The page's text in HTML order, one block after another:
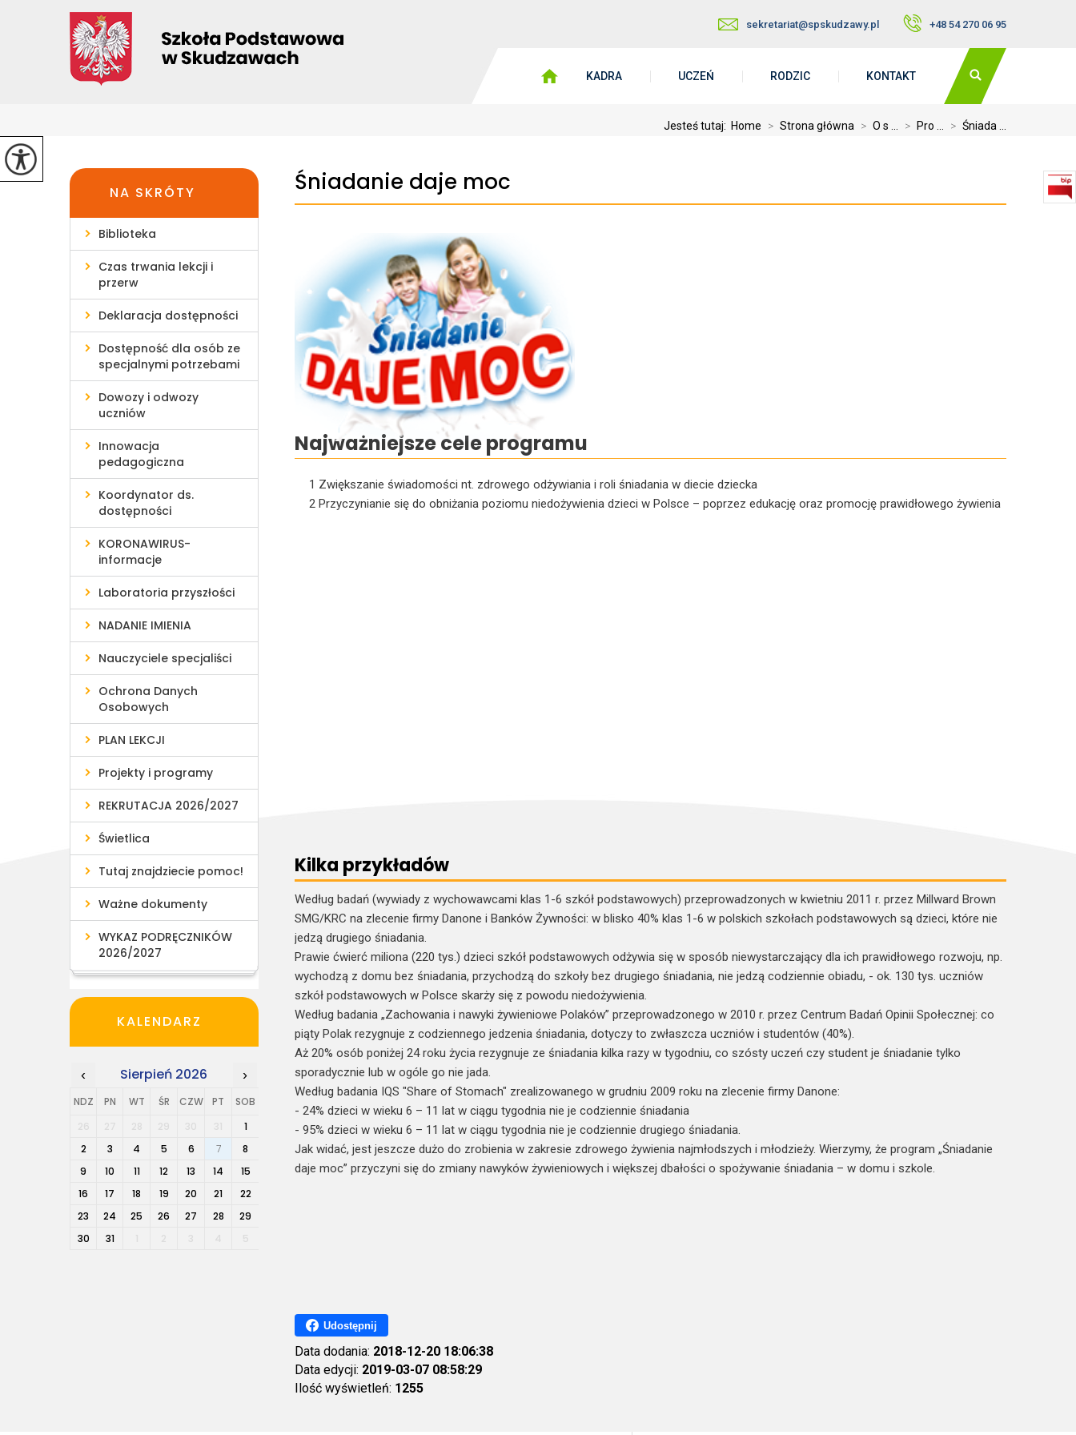
sekretariat@spskudzawy.pl +48 54 270 06 95
KADRA UCZEŃ RODZIC KONTAKT
Jesteś tutaj: Home > Strona główna > O s ... > Pro ... > Śniada ...
Śniadanie daje moc
Najważniejsze cele programu
1 Zwiększanie świadomości nt. zdrowego odżywiania i roli śniadania w diecie dziecka
2 Przyczynianie się do obniżania poziomu niedożywienia dzieci w Polsce – poprzez edukację oraz promocję prawidłowego żywienia
Kilka przykładów
Według badań (wywiady z wychowawcami klas 1-6 szkół podstawowych) przeprowadzonych w kwietniu 2011 r. przez Millward Brown
SMG/KRC na zlecenie firmy Danone i Banków Żywności: w blisko 40% klas 1-6 w polskich szkołach podstawowych są dzieci, które nie
jedzą drugiego śniadania.
Prawie ćwierć miliona (220 tys.) dzieci szkół podstawowych odżywia się w sposób niewystarczający dla ich prawidłowego rozwoju, np.
wychodzą z domu bez śniadania, przychodzą do szkoły bez drugiego śniadania, nie jedzą codziennie obiadu, - ok. 130 tys. uczniów
szkół podstawowych w Polsce skarży się z powodu niedożywienia.
Według badania „Zachowania i nawyki żywieniowe Polaków” przeprowadzonego w 2010 r. przez Centrum Badań Opinii Społecznej: co
piąty Polak rezygnuje z codziennego jedzenia śniadania, dotyczy to zwłaszcza uczniów i studentów (40%).
Aż 20% osób poniżej 24 roku życia rezygnuje ze śniadania kilka razy w tygodniu, co szósty uczeń czy student je śniadanie tylko
sporadycznie lub w ogóle go nie jada.
Według badania IQS "Share of Stomach" zrealizowanego w grudniu 2009 roku na zlecenie firmy Danone:
- 24% dzieci w wieku 6 – 11 lat w ciągu tygodnia nie je codziennie śniadania
- 95% dzieci w wieku 6 – 11 lat w ciągu tygodnia nie je codziennie drugiego śniadania.
Jak widać, jest jeszcze dużo do zrobienia w zakresie zdrowego żywienia najmłodszych i młodzieży. Wierzymy, że program „Śniadanie
daje moc” przyczyni się do zmiany nawyków żywieniowych i większej dbałości o spożywanie śniadania – w domu i szkole.
Udostępnij
Data dodania: 2018-12-20 18:06:38
Data edycji: 2019-03-07 08:58:29
Ilość wyświetleń: 1255
NA SKRÓTY
Biblioteka
Czas trwania lekcji i
przerw
Deklaracja dostępności
Dostępność dla osób ze
specjalnymi potrzebami
Dowozy i odwozy
uczniów
Innowacja
pedagogiczna
Koordynator ds.
dostępności
KORONAWIRUS-
informacje
Laboratoria przyszłości
NADANIE IMIENIA
Nauczyciele specjaliści
Ochrona Danych
Osobowych
PLAN LEKCJI
Projekty i programy
REKRUTACJA 2026/2027
Świetlica
Tutaj znajdziecie pomoc!
Ważne dokumenty
WYKAZ PODRĘCZNIKÓW
2026/2027
KALENDARZ
‹ Sierpień 2026 ›
NDZ PN WT ŚR CZW PT
SOB
1
2
3 4 5 6 7
8
9
10 11 12 13 14
15
16
17 18 19 20 21
22
23
24 25 26 27 28
29
30
31